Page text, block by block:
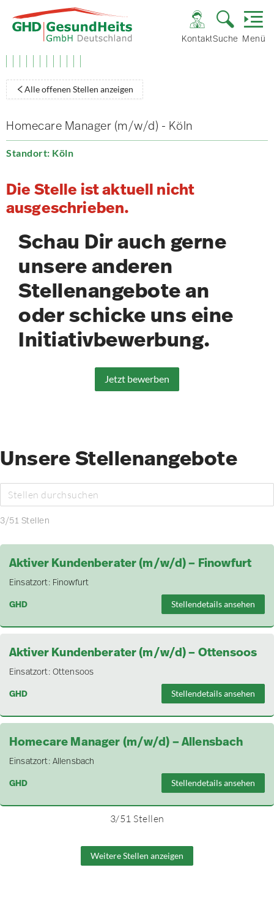
KontaktSuche Menü
Alle offenen Stellen anzeigen
Homecare Manager (m/w/d) - Köln
Standort: Köln
Die Stelle ist aktuell nicht
ausgeschrieben.
Schau Dir auch gerne
unsere anderen
Stellenangebote an
oder schicke uns eine
Initiativbewerbung.
Jetzt bewerben
Unsere Stellenangebote
3/51 Stellen
Aktiver Kundenberater (m/w/d) – Finowfurt
Einsatzort: Finowfurt
GHD
Stellendetails ansehen
Aktiver Kundenberater (m/w/d) – Ottensoos
Einsatzort: Ottensoos
GHD
Stellendetails ansehen
Homecare Manager (m/w/d) – Allensbach
Einsatzort: Allensbach
GHD
Stellendetails ansehen
3/51 Stellen
Weitere Stellen anzeigen